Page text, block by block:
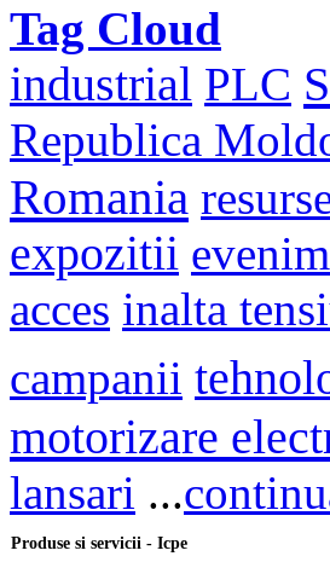
Tag Cloud
industrial PLC
Republica
Romania
expozitii
acces inalta
campanii
motorizare
lansari ...
Produse si servicii - Icpe